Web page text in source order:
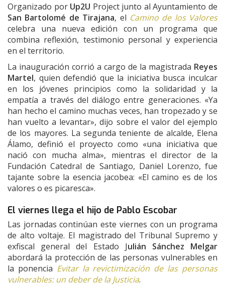
Organizado por Up2U Project junto al Ayuntamiento de
San Bartolomé de Tirajana, el Camino de los Valores
celebra una nueva edición con un programa que
combina reflexión, testimonio personal y experiencia
en el territorio.
La inauguración corrió a cargo de la magistrada Reyes
Martel, quien defendió que la iniciativa busca inculcar
en los jóvenes principios como la solidaridad y la
empatía a través del diálogo entre generaciones. «Ya
han hecho el camino muchas veces, han tropezado y se
han vuelto a levantar», dijo sobre el valor del ejemplo
de los mayores. La segunda teniente de alcalde, Elena
Álamo, definió el proyecto como «una iniciativa que
nació con mucha alma», mientras el director de la
Fundación Catedral de Santiago, Daniel Lorenzo, fue
tajante sobre la esencia jacobea: «El camino es de los
valores o es picaresca».
El viernes llega el hijo de Pablo Escobar
Las jornadas continúan este viernes con un programa
de alto voltaje. El magistrado del Tribunal Supremo y
exfiscal general del Estado Julián Sánchez Melgar
abordará la protección de las personas vulnerables en
la ponencia Evitar la revictimización de las personas
vulnerables: un deber de la Justicia.